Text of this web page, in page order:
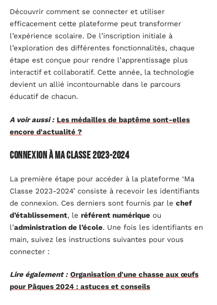
Découvrir comment se connecter et utiliser
efficacement cette plateforme peut transformer
l’expérience scolaire. De l’inscription initiale à
l’exploration des différentes fonctionnalités, chaque
étape est conçue pour rendre l’apprentissage plus
interactif et collaboratif. Cette année, la technologie
devient un allié incontournable dans le parcours
éducatif de chacun.
A voir aussi : Les médailles de baptême sont-elles
encore d'actualité ?
Connexion à Ma Classe 2023-2024
La première étape pour accéder à la plateforme ‘Ma
Classe 2023-2024’ consiste à recevoir les identifiants
de connexion. Ces derniers sont fournis par le chef
d’établissement, le référent numérique ou
l’administration de l’école. Une fois les identifiants en
main, suivez les instructions suivantes pour vous
connecter :
Lire également : Organisation d'une chasse aux œufs
pour Pâques 2024 : astuces et conseils